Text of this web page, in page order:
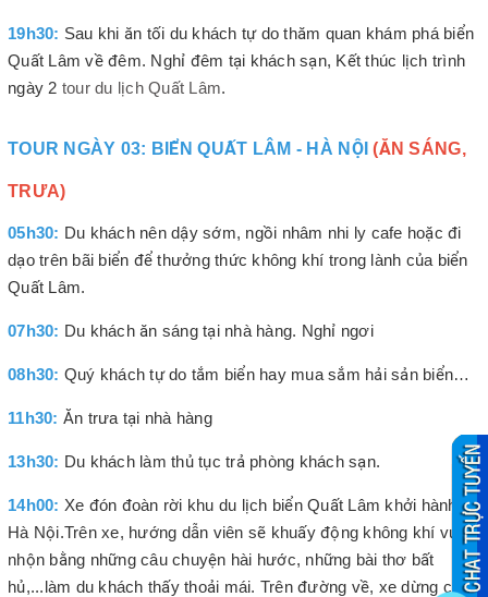
19h30: Sau khi ăn tối du khách tự do thăm quan khám phá biển
Quất Lâm về đêm. Nghỉ đêm tại khách sạn, Kết thúc lịch trình
ngày 2 tour du lịch Quất Lâm.
TOUR NGÀY 03: BIỂN QUẤT LÂM - HÀ NỘI(ĂN SÁNG,
TRƯA)
05h30: Du khách nên dậy sớm, ngồi nhâm nhi ly cafe hoặc đi
dạo trên bãi biển để thưởng thức không khí trong lành của biển
Quất Lâm.
07h30: Du khách ăn sáng tại nhà hàng. Nghỉ ngơi
08h30: Quý khách tự do tắm biển hay mua sắm hải sản biển…
11h30: Ăn trưa tại nhà hàng
13h30: Du khách làm thủ tục trả phòng khách sạn.
14h00: Xe đón đoàn rời khu du lịch biển Quất Lâm khởi hành về
Hà Nội.Trên xe, hướng dẫn viên sẽ khuấy động không khí vui
nhộn bằng những câu chuyện hài hước, những bài thơ bất
hủ,...làm du khách thấy thoải mái. Trên đường về, xe dừng chân